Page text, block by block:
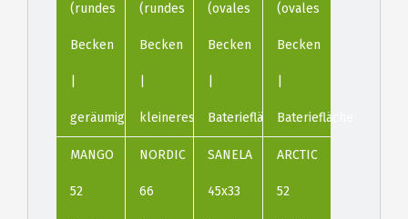
(rundes
Becken
geräumiges)
(rundes
Becken
kleineres)
(ovales
Becken
Bateriefläche)
(ovales
Becken
Bateriefläche)
MANGO
52
NORDIC
66
SANELA
45x33
ARCTIC
52